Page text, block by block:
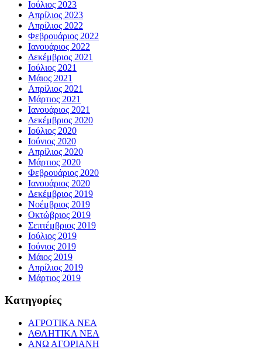
Ιούλιος 2023
Απρίλιος 2023
Απρίλιος 2022
Φεβρουάριος 2022
Ιανουάριος 2022
Δεκέμβριος 2021
Ιούλιος 2021
Μάιος 2021
Απρίλιος 2021
Μάρτιος 2021
Ιανουάριος 2021
Δεκέμβριος 2020
Ιούλιος 2020
Ιούνιος 2020
Απρίλιος 2020
Μάρτιος 2020
Φεβρουάριος 2020
Ιανουάριος 2020
Δεκέμβριος 2019
Νοέμβριος 2019
Οκτώβριος 2019
Σεπτέμβριος 2019
Ιούλιος 2019
Ιούνιος 2019
Μάιος 2019
Απρίλιος 2019
Μάρτιος 2019
Kατηγορίες
ΑΓΡΟΤΙΚΑ ΝΕΑ
ΑΘΛΗΤΙΚΑ ΝΕΑ
ΑΝΩ ΑΓΟΡΙΑΝΗ